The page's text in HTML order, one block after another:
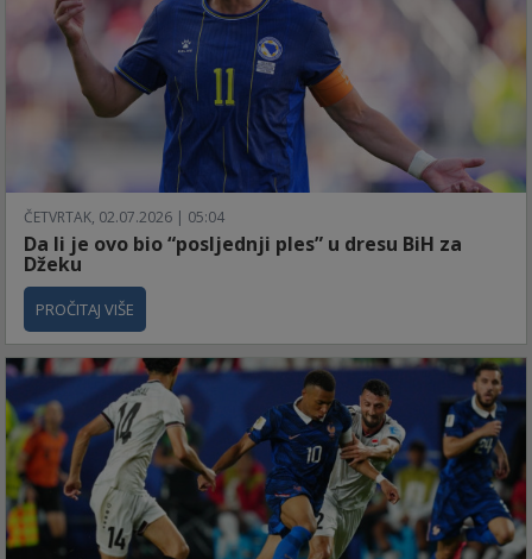
ČETVRTAK, 02.07.2026 | 05:04
Da li je ovo bio “posljednji ples” u dresu BiH za
Džeku
PROČITAJ VIŠE